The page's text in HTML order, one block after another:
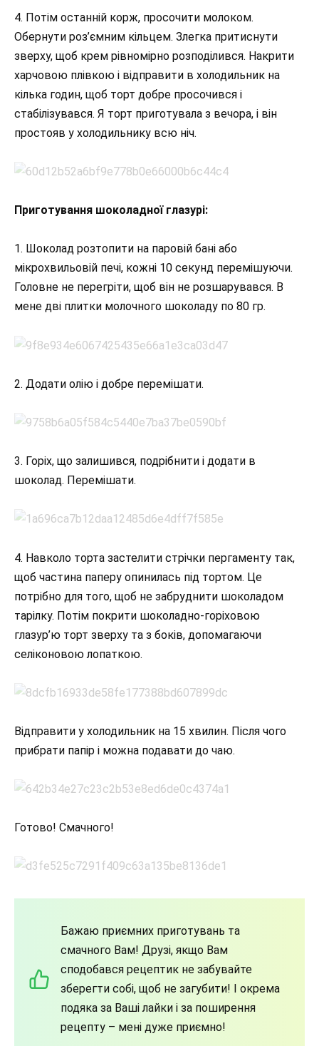
4. Потім останній корж, просочити молоком.
Обернути роз’ємним кільцем. Злегка притиснути
зверху, щоб крем рівномірно розподілився. Накрити
харчовою плівкою і відправити в холодильник на
кілька годин, щоб торт добре просочився і
стабілізувався. Я торт приготувала з вечора, і він
простояв у холодильнику всю ніч.
Приготування шоколадної глазурі:
1. Шоколад розтопити на паровій бані або
мікрохвильовій печі, кожні 10 секунд перемішуючи.
Головне не перегріти, щоб він не розшарувався. В
мене дві плитки молочного шоколаду по 80 гр.
2. Додати олію і добре перемішати.
3. Горіх, що залишився, подрібнити і додати в
шоколад. Перемішати.
4. Навколо торта застелити стрічки пергаменту так,
щоб частина паперу опинилась під тортом. Це
потрібно для того, щоб не забруднити шоколадом
тарілку. Потім покрити шоколадно-горіховою
глазур’ю торт зверху та з боків, допомагаючи
селіконовою лопаткою.
Відправити у холодильник на 15 хвилин. Після чого
прибрати папір і можна подавати до чаю.
Готово! Смачного!
Бажаю приємних приготувань та
смачного Вам! Друзі, якщо Вам
сподобався рецептик не забувайте
зберегти собі, щоб не загубити! І окрема
подяка за Ваші лайки і за поширення
рецепту – мені дуже приємно!